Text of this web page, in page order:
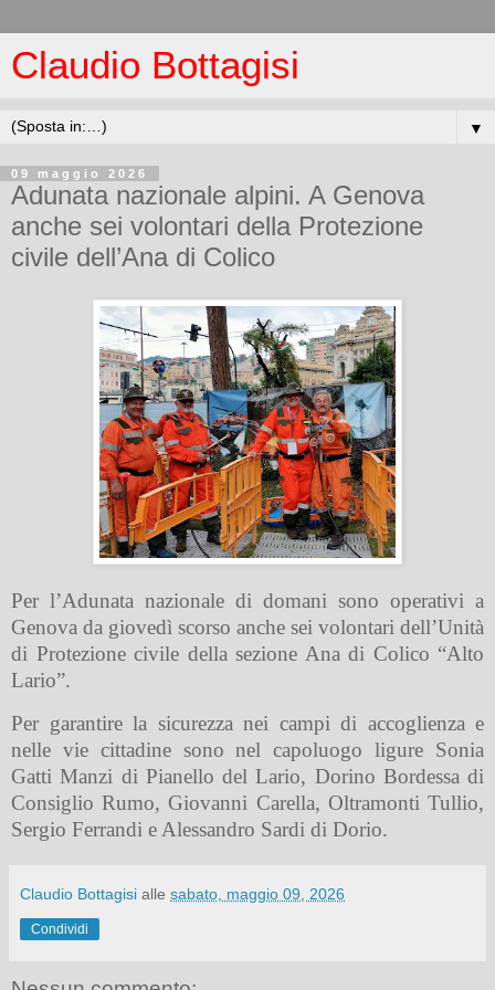
Claudio Bottagisi
▼
09 maggio 2026
Adunata nazionale alpini. A Genova
anche sei volontari della Protezione
civile dell’Ana di Colico
Per l’Adunata nazionale di domani sono operativi a
Genova da giovedì scorso anche sei volontari dell’Unità
di Protezione civile della sezione Ana di Colico “Alto
Lario”.
Per garantire la sicurezza nei campi di accoglienza e
nelle vie cittadine sono nel capoluogo ligure Sonia
Gatti Manzi di Pianello del Lario, Dorino Bordessa di
Consiglio Rumo, Giovanni Carella, Oltramonti Tullio,
Sergio Ferrandi e Alessandro Sardi di Dorio.
Claudio Bottagisi alle sabato, maggio 09, 2026
Condividi